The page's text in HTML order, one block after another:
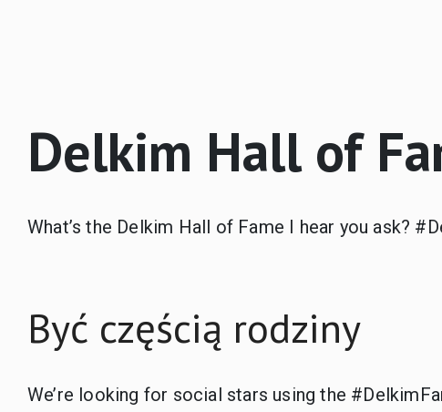
Delkim Hall of
What’s the Delkim Hall of Fame I hear you ask?
Być częścią rodziny
We’re looking for social stars using the